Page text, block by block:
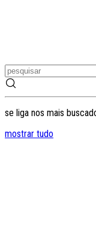
se liga nos mais
mostrar tudo